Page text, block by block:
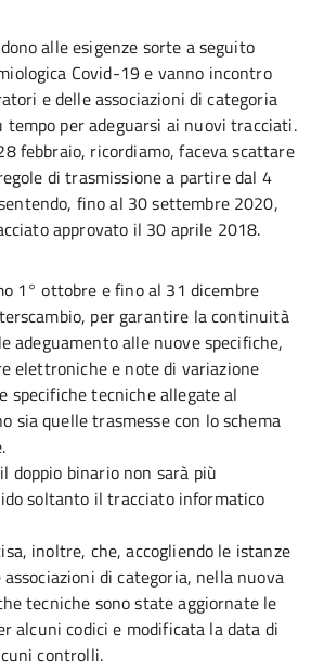
alle esigenze sorte a seguito
Covid-19 e vanno incontro
e delle associazioni di categoria
tempo per adeguarsi ai nuovi tracciati.
febbraio, ricordiamo, faceva scattare
di trasmissione a partire dal 4
fino al 30 settembre 2020,
approvato il 30 aprile 2018.
1° ottobre e fino al 31 dicembre
per garantire la continuità
adeguamento alle nuove specifiche,
elettroniche e note di variazione
specifiche tecniche allegate al
sia quelle trasmesse con lo schema
doppio binario non sarà più
soltanto il tracciato informatico
inoltre, che, accogliendo le istanze
di categoria, nella nuova
tecniche sono state aggiornate le
alcuni codici e modificata la data di
controlli.